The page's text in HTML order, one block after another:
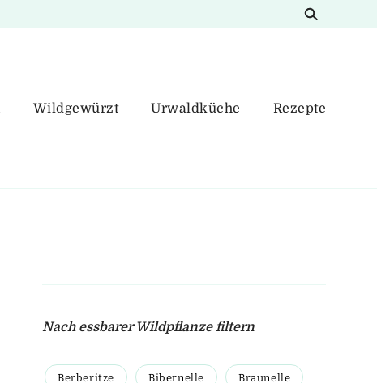
Wildgewürzt Urwaldküche Rezepte
Nach essbarer Wildpflanze filtern
Berberitze Bibernelle Braunelle